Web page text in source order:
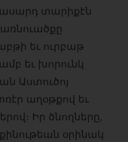
տարիքէն
եւ ուրբաթ
եւ խորունկ
Աստուծոյ
աղօթքով եւ
Իր ծնողները,
օրինակ